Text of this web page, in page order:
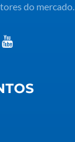
do mercado.